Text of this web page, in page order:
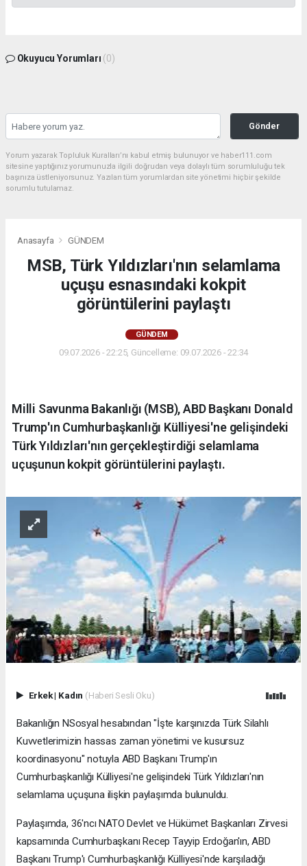
Okuyucu Yorumları (0)
Gönder
Yorum yazarak Topluluk Kuralları’nı kabul etmiş bulunuyor ve haber111.com
sitesine yaptığınız yorumunuzla ilgili doğrudan veya dolaylı tüm sorumluluğu tek
başınıza üstleniyorsunuz. Yazılan tüm yorumlardan site yönetimi hiçbir şekilde
sorumlu tutulamaz.
Anasayfa GÜNDEM
MSB, Türk Yıldızları'nın selamlama
uçuşu esnasındaki kokpit
görüntülerini paylaştı
GÜNDEM
09.07.2026 - 22:25, Güncelleme: 09.07.2026 - 22:34
Milli Savunma Bakanlığı (MSB), ABD Başkanı Donald
Trump'ın Cumhurbaşkanlığı Külliyesi'ne gelişindeki
Türk Yıldızları'nın gerçekleştirdiği selamlama
uçuşunun kokpit görüntülerini paylaştı.
Erkek| Kadın (Haberi Sesli Oku)
Bakanlığın NSosyal hesabından "İşte karşınızda Türk Silahlı
Kuvvetlerimizin hassas zaman yönetimi ve kusursuz
koordinasyonu" notuyla ABD Başkanı Trump'ın
Cumhurbaşkanlığı Külliyesi'ne gelişindeki Türk Yıldızları'nın
selamlama uçuşuna ilişkin paylaşımda bulunuldu.
Paylaşımda, 36'ncı NATO Devlet ve Hükümet Başkanları Zirvesi
kapsamında Cumhurbaşkanı Recep Tayyip Erdoğan'ın, ABD
Başkanı Trump'ı Cumhurbaşkanlığı Külliyesi'nde karşıladığı